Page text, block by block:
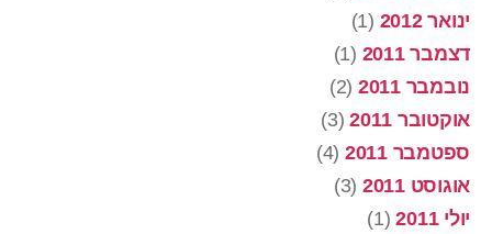
ינואר 2012
(1)
דצמבר 2011
(1)
נובמבר 2011
(2)
אוקטובר 2011
(3)
ספטמבר 2011
(4)
אוגוסט 2011
(3)
יולי 2011
(1)